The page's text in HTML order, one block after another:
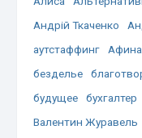
Андрій Ткаченко
аутстаффинг
Афина
безделье
будущее
бухгалтер
Валентин Журавель